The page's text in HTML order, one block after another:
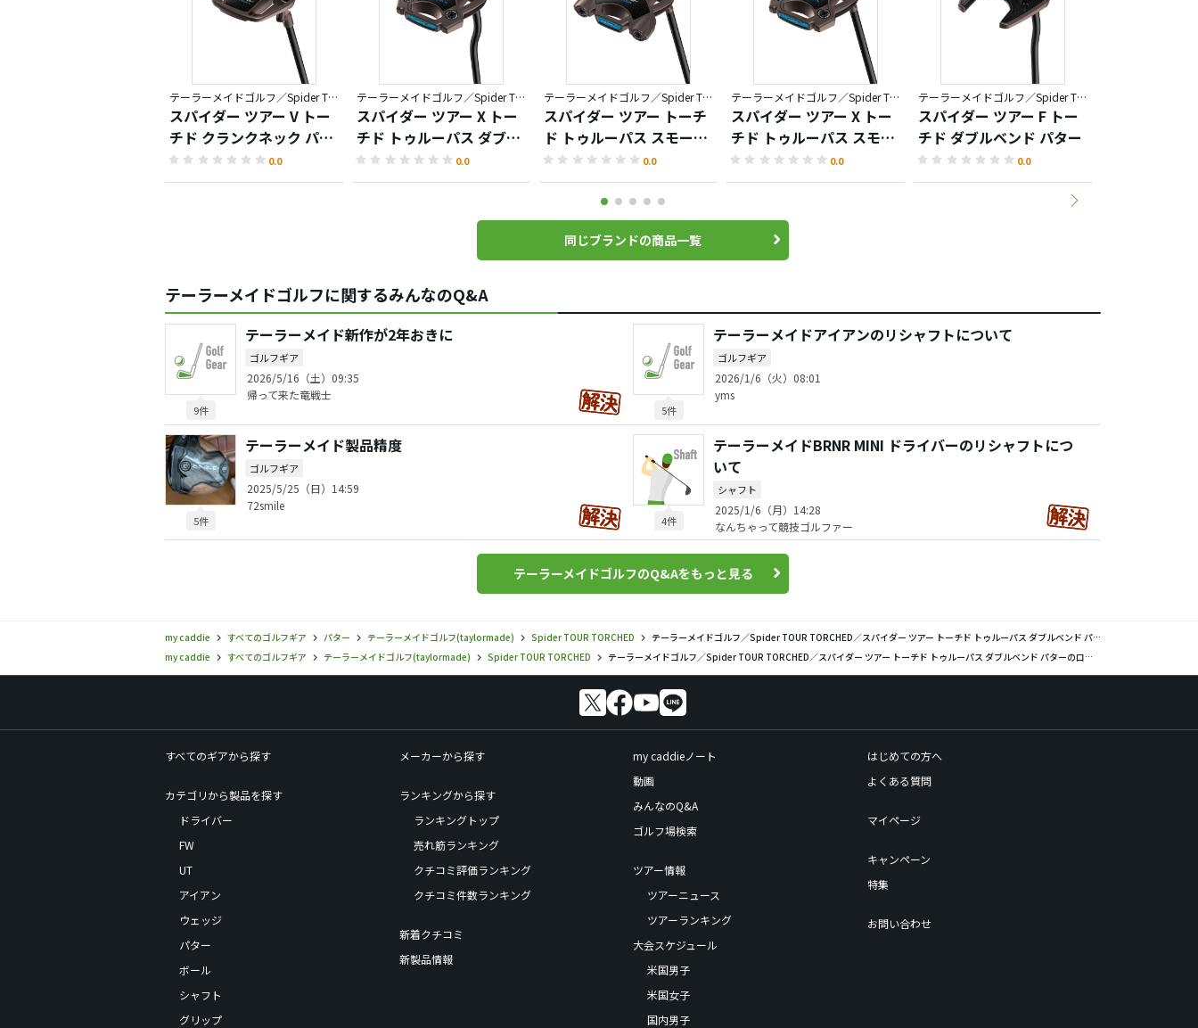
テーラーメイドゴルフ／Spider TOUR TORCHED
スパイダー ツアー V トー
チド クランクネック パタ
ー
0.0
テーラーメイドゴルフ／Spider TOUR TORCHED
スパイダー ツアー X トー
チド トゥルーパス ダブル
ベンド パター
0.0
テーラーメイドゴルフ／Spider TOUR TORCHED
スパイダー ツアー トーチ
ド トゥルーパス スモール
スラント パター0.0
テーラーメイドゴルフ／Spider TOUR TORCHED
スパイダー ツアー X トー
チド トゥルーパス スモー
ルスラント パター
0.0
テーラーメイドゴルフ／Spider TOUR TORCHED
スパイダー ツアー F トー
チド ダブルベンド パター
0.0
同じブランドの商品一覧
テーラーメイドゴルフに関するみんなのQ&A
9件
テーラーメイド新作が2年おきに
ゴルフギア
2026/5/16（土）09:35
帰って来た竜戦士
5件
テーラーメイドアイアンのリシャフトについて
ゴルフギア
2026/1/6（火）08:01
yms
5件
テーラーメイド製品精度
ゴルフギア
2025/5/25（日）14:59
72smile
4件
テーラーメイドBRNR MINI ドライバーのリシャフトにつ
いて
シャフト
2025/1/6（月）14:28
なんちゃって競技ゴルファー
テーラーメイドゴルフのQ&Aをもっと見る
my caddie すべてのゴルフギア パター テーラーメイドゴルフ(taylormade) Spider TOUR TORCHED
テーラーメイドゴルフ／Spider TOUR TORCHED／スパイダー ツアー トーチド トゥルーパス ダブルベンド パターの口コミ評価
my caddie
すべてのゴルフギア テーラーメイドゴルフ(taylormade) Spider TOUR TORCHED テーラーメイドゴルフ／Spider TOUR TORCHED／スパイダー ツアー トーチド トゥルーパス ダブルベンド パターの口コミ評価
すべてのギアから探す
カテゴリから製品を探す
ドライバー
FW
UT
アイアン
ウェッジ
パター
ボール
シャフト
グリップ
メーカーから探す
ランキングから探す
ランキングトップ
売れ筋ランキング
クチコミ評価ランキング
クチコミ件数ランキング
新着クチコミ
新製品情報
my caddieノート
動画
みんなのQ&A
ゴルフ場検索
ツアー情報
ツアーニュース
ツアーランキング
大会スケジュール
米国男子
米国女子
国内男子
はじめての方へ
よくある質問
マイページ
キャンペーン
特集
お問い合わせ